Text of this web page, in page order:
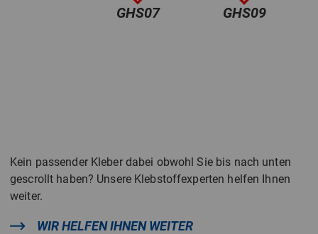
GHS07
GHS09
Kein passender Kleber dabei obwohl Sie bis nach unten
gescrollt haben? Unsere Klebstoffexperten helfen Ihnen
weiter.
WIR HELFEN IHNEN WEITER